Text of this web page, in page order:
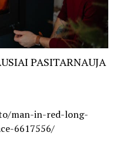
PASITARNAUJA
man-in-red-long-
6617556/